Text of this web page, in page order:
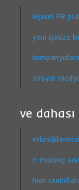
kişisel PR
yeni işinize
sosyal
ve dahası
e-mailing
fuar